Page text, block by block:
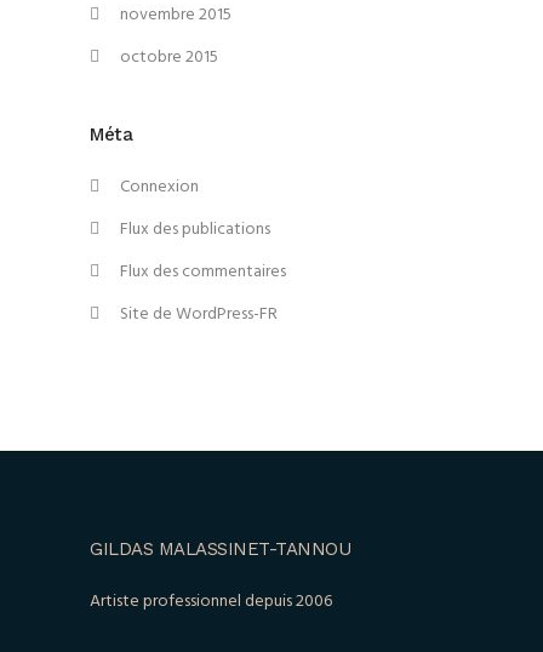
novembre 2015
octobre 2015
Méta
Connexion
Flux des publications
Flux des commentaires
Site de WordPress-FR
GILDAS MALASSINET-TANNOU
Artiste professionnel depuis 2006